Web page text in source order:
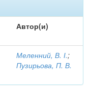
Автор(и)
Меленний, В. І.;
Пузирьова, П. В.